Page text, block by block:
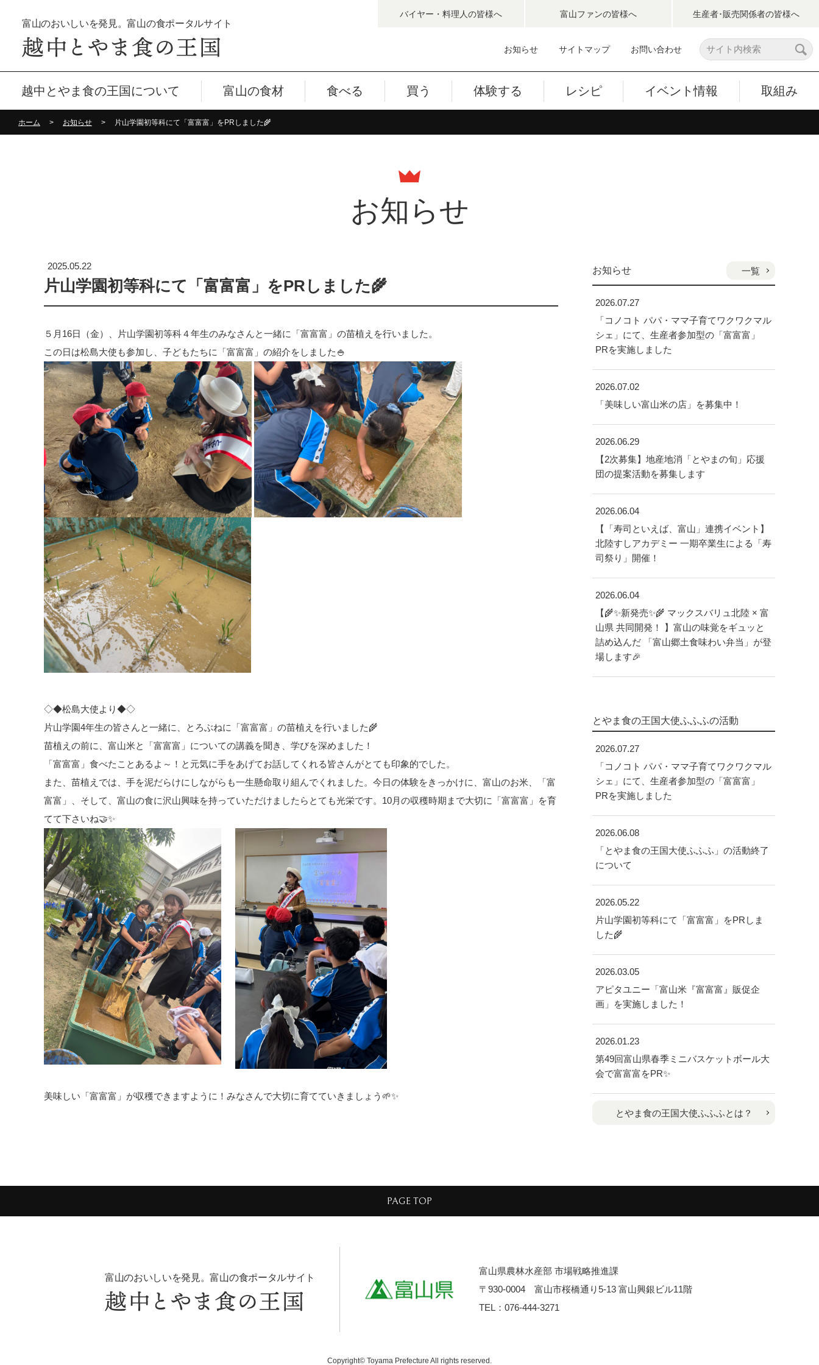
富山のおいしいを発見。富山の食ポータルサイト
バイヤー・料理人の皆様へ 富山ファンの皆様へ 生産者･販売関係者の皆様へ
お知らせ サイトマップ お問い合わせ
越中とやま食の王国について 富山の食材 食べる 買う 体験する レシピ イベント情報 取組み
ホーム お知らせ 片山学園初等科にて「富富富」をPRしました🌾
お知らせ
2025.05.22
片山学園初等科にて「富富富」をPRしました🌾
５月16日（金）、片山学園初等科４年生のみなさんと一緒に「富富富」の苗植えを行いました。
この日は松島大使も参加し、子どもたちに「富富富」の紹介をしました🍚
◇◆松島大使より◆◇
片山学園4年生の皆さんと一緒に、とろぶねに「富富富」の苗植えを行いました🌾
苗植えの前に、富山米と「富富富」についての講義を聞き、学びを深めました！
「富富富」食べたことあるよ～！と元気に手をあげてお話してくれる皆さんがとても印象的でした。
また、苗植えでは、手を泥だらけにしながらも一生懸命取り組んでくれました。今日の体験をきっかけに、富山のお米、「富
富富」、そして、富山の食に沢山興味を持っていただけましたらとても光栄です。10月の収穫時期まで大切に「富富富」を育
てて下さいね🤝✨️
美味しい「富富富」が収穫できますように！みなさんで大切に育てていきましょう🌱✨
お知らせ 一覧
2026.07.27
「コノコト パパ・ママ子育てワクワクマル
シェ」にて、生産者参加型の「富富富」
PRを実施しました
2026.07.02
「美味しい富山米の店」を募集中！
2026.06.29
【2次募集】地産地消「とやまの旬」応援
団の提案活動を募集します
2026.06.04
【「寿司といえば、富山」連携イベント】
北陸すしアカデミー 一期卒業生による「寿
司祭り」開催！
2026.06.04
【🌾✨新発売✨🌾 マックスバリュ北陸 × 富
山県 共同開発！ 】富山の味覚をギュッと
詰め込んだ 「富山郷土食味わい弁当」が登
場します🎉
とやま食の王国大使ふふふの活動
2026.07.27
「コノコト パパ・ママ子育てワクワクマル
シェ」にて、生産者参加型の「富富富」
PRを実施しました
2026.06.08
「とやま食の王国大使ふふふ」の活動終了
について
2026.05.22
片山学園初等科にて「富富富」をPRしま
した🌾
2026.03.05
アピタユニー「富山米『富富富』販促企
画」を実施しました！
2026.01.23
第49回富山県春季ミニバスケットボール大
会で富富富をPR✨
とやま食の王国大使ふふふとは？
PAGE TOP
富山のおいしいを発見。富山の食ポータルサイト
富山県農林水産部 市場戦略推進課
〒930-0004 富山市桜橋通り5-13 富山興銀ビル11階
TEL：076-444-3271
Copyright© Toyama Prefecture All rights reserved.